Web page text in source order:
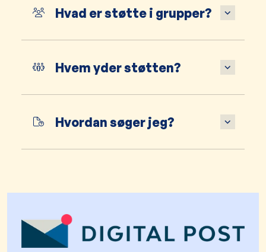
Hvad er støtte i grupper?
Hvem yder støtten?
Hvordan søger jeg?